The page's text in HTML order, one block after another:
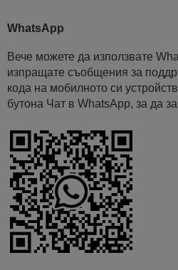
WhatsApp
Вече можете да използвате
изпращате съобщения за
кода на мобилното си
бутона Чат в WhatsApp, за да